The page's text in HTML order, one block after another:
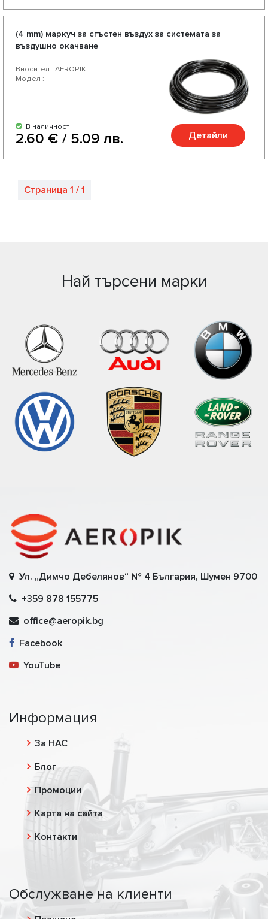
(4 mm) маркуч за сгъстен въздух за системата за
въздушно окачване
Вносител : AEROPIK
Модел :
В наличност
2.60 € / 5.09 лв. Детайли
Страница 1 / 1
Най търсени марки
Ул. „Димчо Дебелянов“ № 4 България, Шумен 9700
+359 878 155775
office@aeropik.bg
Facebook
YouTube
Информация
За НАС
Блог
Промоции
Карта на сайта
Контакти
Обслужване на клиенти